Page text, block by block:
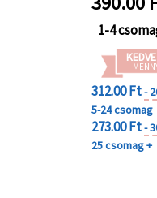
1-4
312.00 Ft-
5-24 csomag
273.00 Ft-
25 csomag +